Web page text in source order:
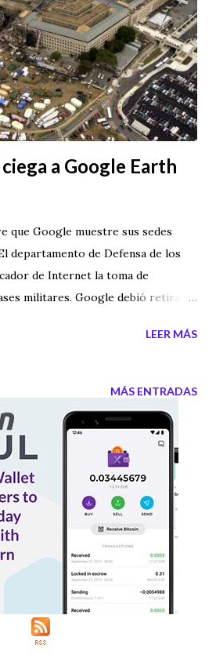
uno se puede preguntar: ¿La
al lado, no será una antena que nos
a Google Earth
que Google muestre sus sedes
departamento de Defensa de los
de Internet la toma de
militares. Google debió retirar
a través de su servicio de fotografías
que google muestre sus edificios y
" Misterios y Secretos " vemos
que ha acatado Google, aunque
puedan observarnos a todos
sin permiso previo y nosotros
al respecto.
LEER MÁS
MÁS ENTRADAS